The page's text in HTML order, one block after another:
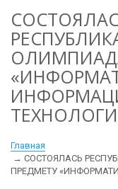
Главная
СОСТОЯЛАСЬ
ПРЕДМЕТУ